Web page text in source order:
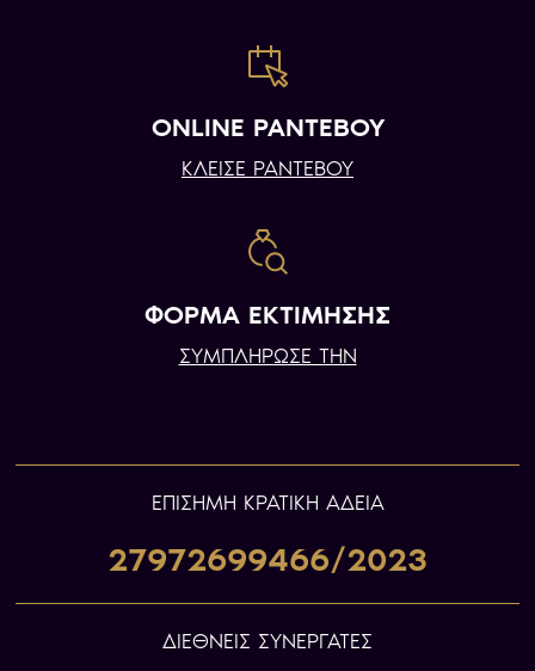
ONLINE ΡΑΝΤΕΒΟΥ
ΚΛΕΙΣΕ ΡΑΝΤΕΒΟΥ
ΦΟΡΜΑ ΕΚΤΙΜΗΣΗΣ
ΣΥΜΠΛΗΡΩΣΕ ΤΗΝ
ΕΠIΣΗΜΗ ΚΡΑΤΙΚΗ ΑΔΕΙΑ
27972699466/2023
ΔΙΕΘΝΕΙΣ ΣΥΝΕΡΓΑΤΕΣ